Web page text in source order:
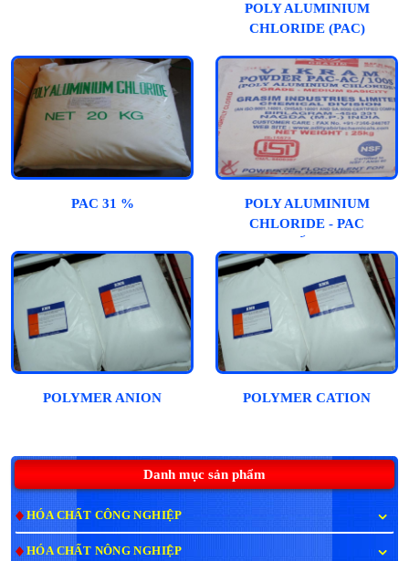
Danh mục sản phẩm
HÓA CHẤT CÔNG NGHIỆP
HÓA CHẤT NÔNG NGHIỆP
POLY ALUMINIUM
CHLORIDE (PAC)
PAC 31 %
POLY ALUMINIUM
CHLORIDE - PAC
POLYMER ANION POLYMER CATION